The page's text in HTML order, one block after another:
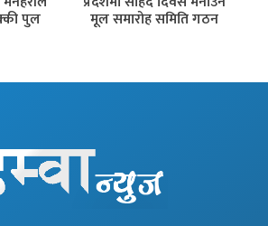
पुल मूल समारोह समिति गठन